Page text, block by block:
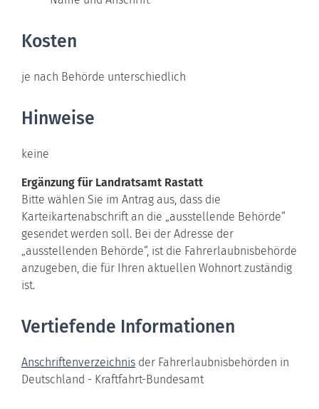
Kosten
je nach Behörde unterschiedlich
Hinweise
keine
Ergänzung für Landratsamt Rastatt
Bitte wählen Sie im Antrag aus, dass die
Karteikartenabschrift an die „ausstellende Behörde“
gesendet werden soll. Bei der Adresse der
„ausstellenden Behörde“, ist die Fahrerlaubnisbehörde
anzugeben, die für Ihren aktuellen Wohnort zuständig
ist.
Vertiefende Informationen
Anschriftenverzeichnis der Fahrerlaubnisbehörden in
Deutschland - Kraftfahrt-Bundesamt